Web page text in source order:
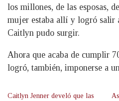
los millones, de las esposas,
mujer estaba allí y logró salir
Caitlyn pudo surgir.
Ahora que acaba de cumplir
logró, también, imponerse a
Caitlyn Jenner develó que las